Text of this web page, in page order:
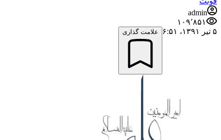
admin
۱۰۹٬۸۵۱
۵ تیر ۱۳۹۱،‏ ۶:۵۱
علامت گذاری